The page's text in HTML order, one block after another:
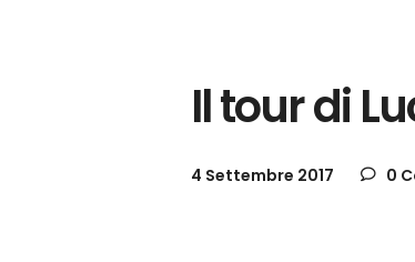
Il tour di
4 Settembre 2017 0